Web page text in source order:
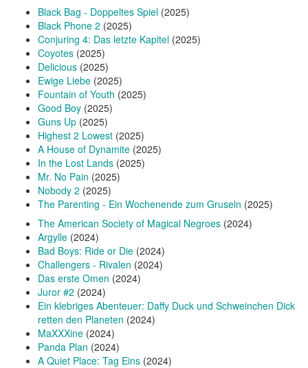
Black Bag - Doppeltes Spiel (2025)
Black Phone 2 (2025)
Conjuring 4: Das letzte Kapitel (2025)
Coyotes (2025)
Delicious (2025)
Ewige Liebe (2025)
Fountain of Youth (2025)
Good Boy (2025)
Guns Up (2025)
Highest 2 Lowest (2025)
A House of Dynamite (2025)
In the Lost Lands (2025)
Mr. No Pain (2025)
Nobody 2 (2025)
The Parenting - Ein Wochenende zum Gruseln (2025)
The American Society of Magical Negroes (2024)
Argylle (2024)
Bad Boys: Ride or Die (2024)
Challengers - Rivalen (2024)
Das erste Omen (2024)
Juror #2 (2024)
Ein klebriges Abenteuer: Daffy Duck und Schweinchen Dick
retten den Planeten (2024)
MaXXXine (2024)
Panda Plan (2024)
A Quiet Place: Tag Eins (2024)